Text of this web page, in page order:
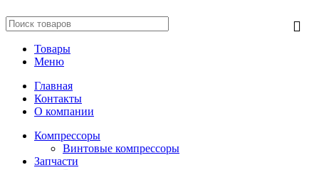
Товары
Меню
Главная
Контакты
О компании
Компрессоры
Винтовые компрессоры
Запчасти